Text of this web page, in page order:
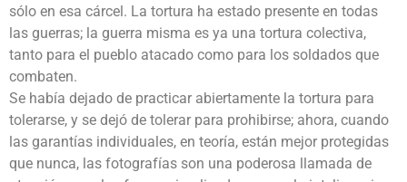
sólo en esa cárcel. La tortura ha estado presente en todas
las guerras; la guerra misma es ya una tortura colectiva,
tanto para el pueblo atacado como para los soldados que
combaten.
Se había dejado de practicar abiertamente la tortura para
tolerarse, y se dejó de tolerar para prohibirse; ahora, cuando
las garantías individuales, en teoría, están mejor protegidas
que nunca, las fotografías son una poderosa llamada de